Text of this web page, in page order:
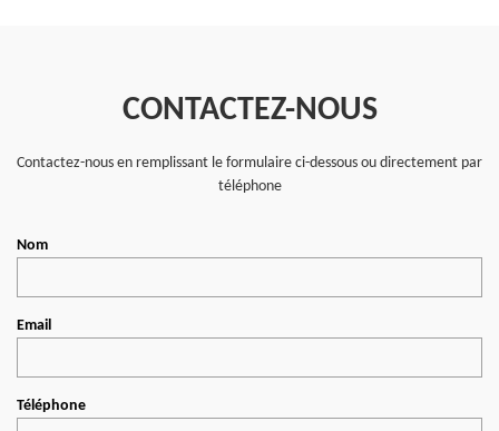
CONTACTEZ-NOUS
Contactez-nous en remplissant le formulaire ci-dessous ou directement par
téléphone
Nom
Email
Téléphone